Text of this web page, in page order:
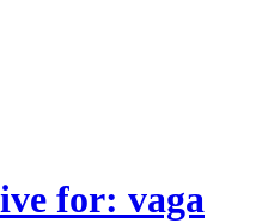
for: vaga